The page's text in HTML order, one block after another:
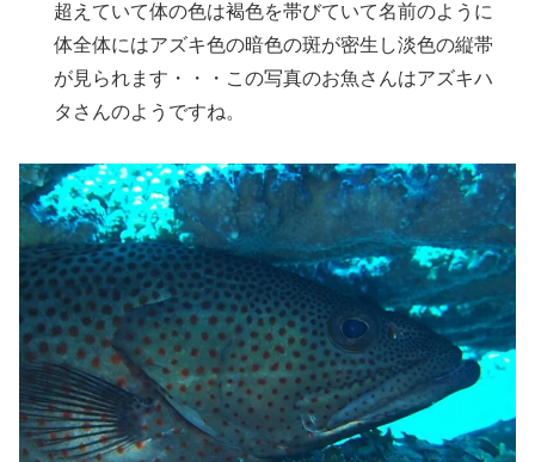
超えていて体の色は褐色を帯びていて名前のように
体全体にはアズキ色の暗色の斑が密生し淡色の縦帯
が見られます・・・この写真のお魚さんはアズキハ
タさんのようですね。